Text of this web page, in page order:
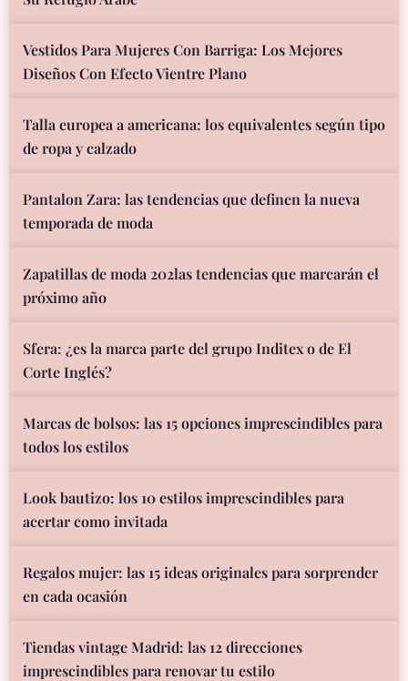
Vestidos Para Mujeres Con Barriga: Los Mejores
Diseños Con Efecto Vientre Plano
Talla europea a americana: los equivalentes según tipo
de ropa y calzado
Pantalon Zara: las tendencias que definen la nueva
temporada de moda
Zapatillas de moda 202las tendencias que marcarán el
próximo año
Sfera: ¿es la marca parte del grupo Inditex o de El
Corte Inglés?
Marcas de bolsos: las 15 opciones imprescindibles para
todos los estilos
Look bautizo: los 10 estilos imprescindibles para
acertar como invitada
Regalos mujer: las 15 ideas originales para sorprender
en cada ocasión
Tiendas vintage Madrid: las 12 direcciones
imprescindibles para renovar tu estilo